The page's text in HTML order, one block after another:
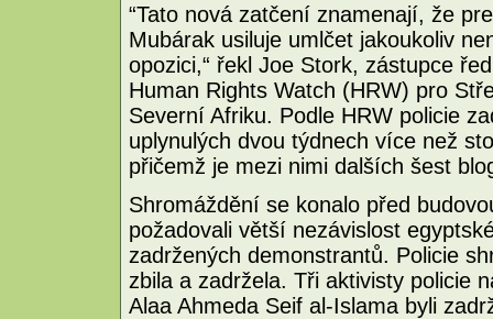
“Tato nová zatčení znamenají, že
Mubárak usiluje umlčet jakoukoliv
opozici,“ řekl Joe Stork, zástupce
Human Rights Watch (HRW) pro
Severní Afriku. Podle HRW policie
uplynulých dvou týdnech více než
přičemž je mezi nimi dalších šest
Shromáždění se konalo před
požadovali větší nezávislost
zadržených demonstrantů. Policie
zbila a zadržela. Tři aktivisty policie
Alaa Ahmeda Seif al-Islama byli